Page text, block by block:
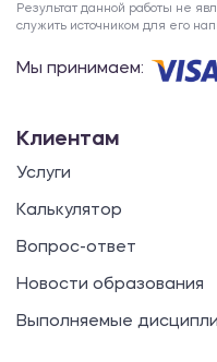
Результат данной работы не
служить источником для его
Мы принимаем:
Клиентам
Услуги
Калькулятор
Вопрос-ответ
Новости образования
Выполняемые